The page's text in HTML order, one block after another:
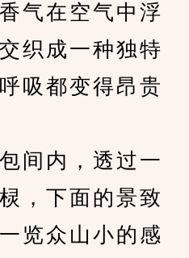
在空气中浮
织成一种独特
吸都变得昂贵
内，透过一
，下面的景致
览众山小的感